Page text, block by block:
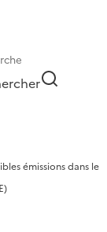
émissions dans le